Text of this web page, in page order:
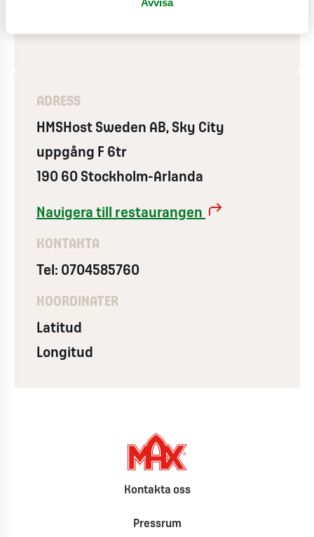
ADRESS
HMSHost Sweden AB, Sky City
uppgång F 6tr
190 60 Stockholm-Arlanda
Navigera till restaurangen
KONTAKTA
Tel: 0704585760
KOORDINATER
Latitud
Longitud
Kontakta oss
Pressrum